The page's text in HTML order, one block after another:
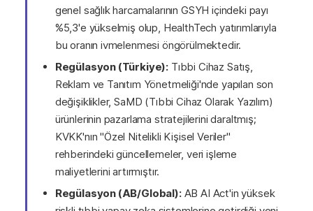
genel sağlık harcamalarının GSYH içindeki payı
%5,3'e yükselmiş olup, HealthTech yatırımlarıyla
bu oranın ivmelenmesi öngörülmektedir.
Regülasyon (Türkiye): Tıbbi Cihaz Satış,
Reklam ve Tanıtım Yönetmeliği'nde yapılan son
değişiklikler, SaMD (Tıbbi Cihaz Olarak Yazılım)
ürünlerinin pazarlama stratejilerini daraltmış;
KVKK'nın "Özel Nitelikli Kişisel Veriler"
rehberindeki güncellemeler, veri işleme
maliyetlerini artırmıştır.
Regülasyon (AB/Global):AB AI Act'in yüksek